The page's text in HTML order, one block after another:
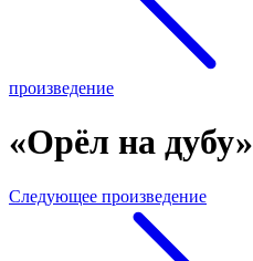
произведение
«Орёл на дубу»
Следующее произведение